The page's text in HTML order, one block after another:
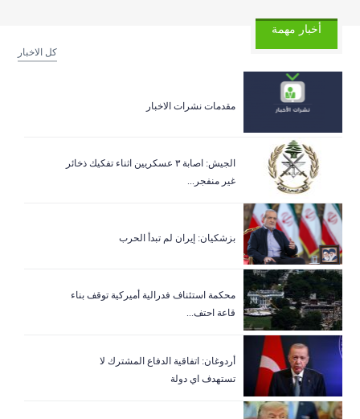
أخبار مهمة
كل الاخبار
مقدمات نشرات الاخبار
الجيش: اصابة ٣ عسكريين اثناء تفكيك ذخائر
غير منفجر...
بزشكيان: إيران لم تبدأ الحرب
‏محكمة استئناف فدرالية أميركية توقف بناء
قاعة احتف...
أردوغان: اتفاقية الدفاع المشترك لا
تستهدف اي دولة